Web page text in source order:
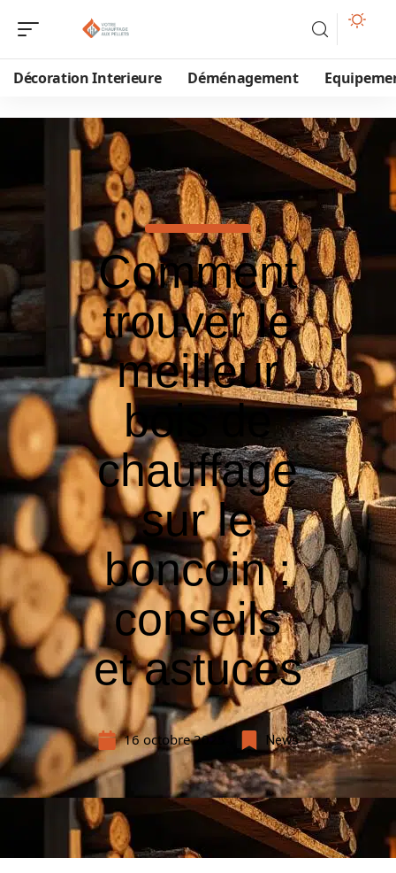
Décoration Interieure Déménagement
Comment
trouver le
meilleur
bois de
chauffage
sur le
boncoin :
conseils
et astuces
16 octobre 2025 News